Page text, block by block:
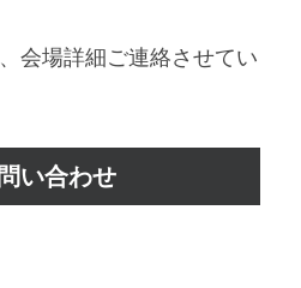
会場詳細ご連絡させてい
い合わせ